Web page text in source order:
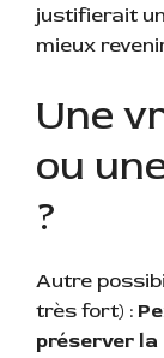
justifierait
mieux
Une
ou
?
Autre
très fort) :
préserver